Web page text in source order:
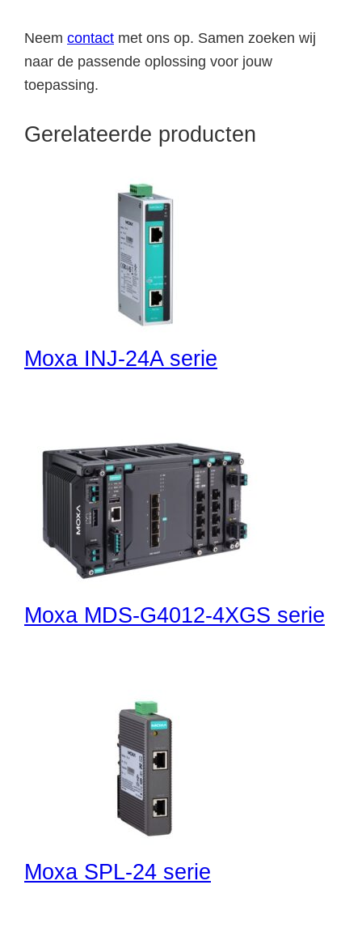
Neem contact met ons op. Samen zoeken wij
naar de passende oplossing voor jouw
toepassing.
Gerelateerde producten
Moxa INJ-24A serie
Moxa MDS-G4012-4XGS serie
Moxa SPL-24 serie